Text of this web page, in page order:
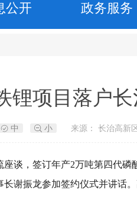
公开 政务服务
锂项目落户
中 小 来源： 长治高新
谈，签订年产2万吨第四代磷
谢振龙参加签约仪式并讲话